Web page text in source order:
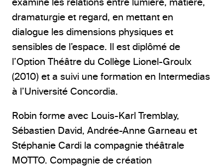
dramaturgie et regard, en mettant en
dialogue les dimensions physiques et
sensibles de l’espace. Il est diplômé de
l’Option Théâtre du Collège Lionel-Groulx
(2010) et a suivi une formation en Intermedias
à l’Université Concordia.
Robin forme avec Louis-Karl Tremblay,
Sébastien David, Andrée-Anne Garneau et
Stéphanie Cardi la compagnie théâtrale
MOTTO. Compagnie de création